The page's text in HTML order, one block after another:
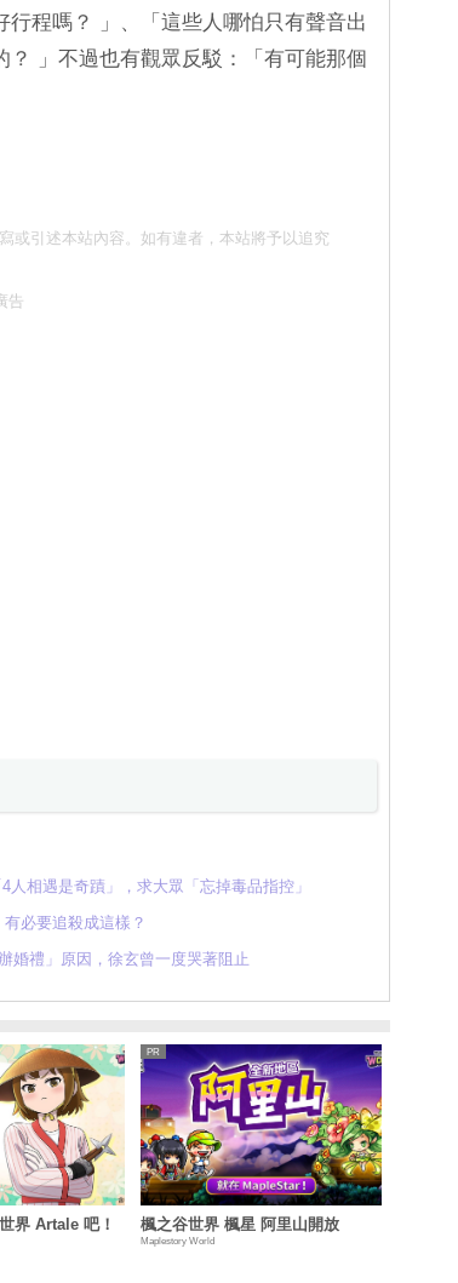
程嗎？ 」、「這些人哪怕只有聲音出
」不過也有觀眾反駁：「有可能那個
或引述本站內容。如有違者，本站將予以追究
告
相遇是奇蹟」，求大眾「忘掉毒品指控」
必要追殺成這樣？
婚禮」原因，徐玄曾一度哭著阻止
界 Artale 吧！ 楓之谷世界 楓星 阿里山開放
Maplestory World